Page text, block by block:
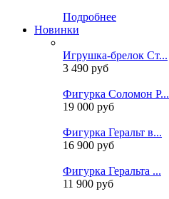
Подробнее
Новинки
Игрушка-брелок Ст...
3 490 руб
Фигурка Соломон Р...
19 000 руб
Фигурка Геральт в...
16 900 руб
Фигурка Геральта ...
11 900 руб